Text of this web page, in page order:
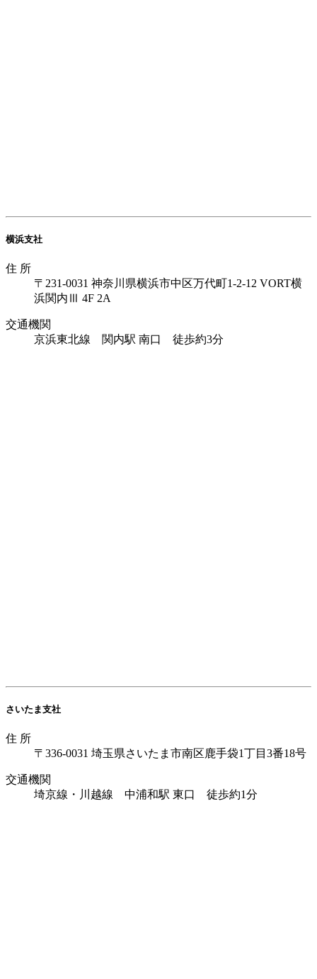
横浜支社
住 所
〒231-0031 神奈川県横浜市中区万代町1-2-12 VORT横
浜関内Ⅲ 4F 2A
交通機関
京浜東北線 関内駅 南口 徒歩約3分
さいたま支社
住 所
〒336-0031 埼玉県さいたま市南区鹿手袋1丁目3番18号
交通機関
埼京線・川越線 中浦和駅 東口 徒歩約1分